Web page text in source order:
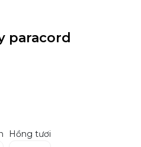
paracord
Hồng tươi